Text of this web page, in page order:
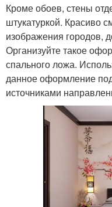
Кроме обоев, стены
штукатуркой. Красиво
изображения городов,
Организуйте такое
спального ложа.
данное оформление
источниками